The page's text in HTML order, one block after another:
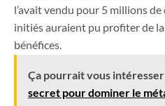
l’avait vendu pour 5 millions
initiés auraient pu profiter de
bénéfices.
Ça pourrait vous
secret pour dominer le